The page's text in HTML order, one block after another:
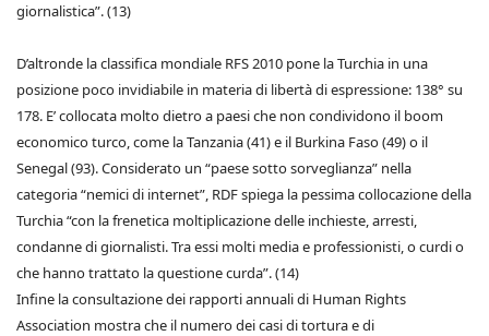
giornalistica”. (13)
D’altronde la classifica mondiale RFS 2010 pone la Turchia in una
posizione poco invidiabile in materia di libertà di espressione: 138° su
178. E’ collocata molto dietro a paesi che non condividono il boom
economico turco, come la Tanzania (41) e il Burkina Faso (49) o il
Senegal (93). Considerato un “paese sotto sorveglianza” nella
categoria “nemici di internet”, RDF spiega la pessima collocazione della
Turchia “con la frenetica moltiplicazione delle inchieste, arresti,
condanne di giornalisti. Tra essi molti media e professionisti, o curdi o
che hanno trattato la questione curda”. (14)
Infine la consultazione dei rapporti annuali di Human Rights
Association mostra che il numero dei casi di tortura e di